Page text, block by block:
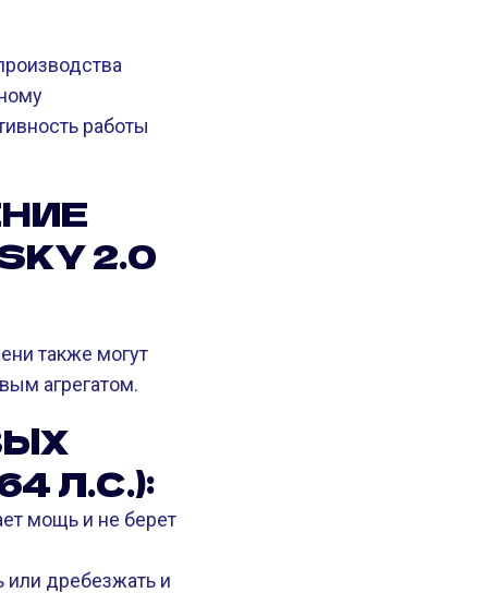
работы
2.0
также могут
агрегатом.
Л.С.):
мощь и не берет
или дребезжать и